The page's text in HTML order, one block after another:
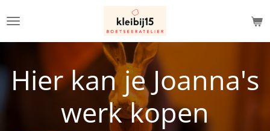
direct
naar
hoofdinhoud
Hier kan je Joanna's
werk kopen